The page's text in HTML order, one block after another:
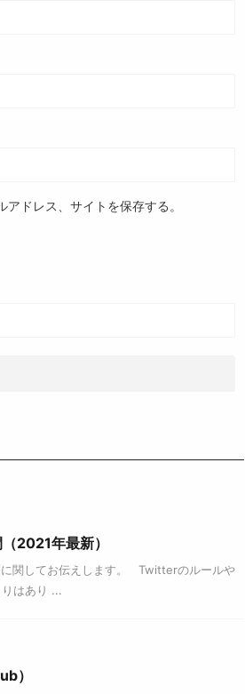
ドレス、サイトを保存する。
2021年最新）
関してお伝えします。 Twitterのルールや
はあり ...
）